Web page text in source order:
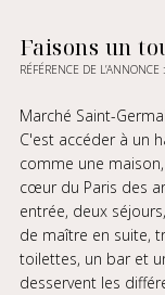
Faisons un
RÉFÉRENCE DE
Marché Saint-
C'est accéder à un
comme une
cœur du Paris des
entrée, deux
de maître en suite,
toilettes, un bar et
desservent les